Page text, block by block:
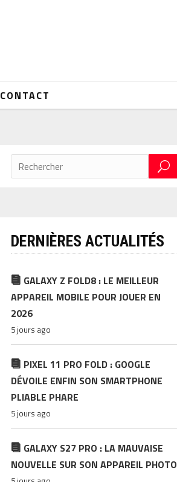
CONTACT
DERNIÈRES ACTUALITÉS
GALAXY Z FOLD8 : LE MEILLEUR
APPAREIL MOBILE POUR JOUER EN
2026
5 jours ago
PIXEL 11 PRO FOLD : GOOGLE
DÉVOILE ENFIN SON SMARTPHONE
PLIABLE PHARE
5 jours ago
GALAXY S27 PRO : LA MAUVAISE
NOUVELLE SUR SON APPAREIL PHOTO